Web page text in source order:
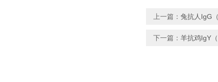
上一篇： 兔抗人IgG
下一篇： 羊抗鸡IgY